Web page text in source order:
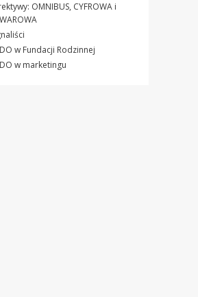
OMNIBUS, CYFROWA i
w Fundacji Rodzinnej
w marketingu